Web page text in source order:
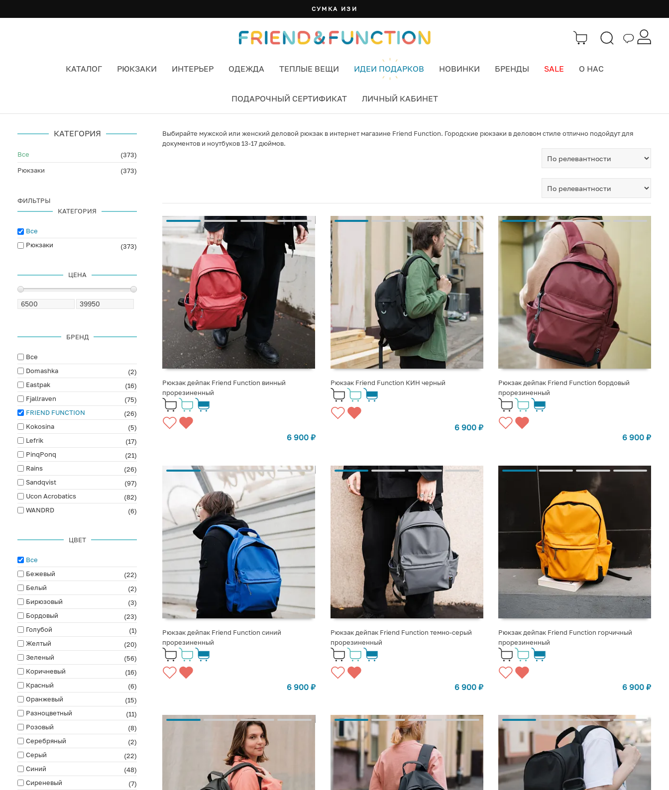
СУМКА ИЗИ
КАТАЛОГ РЮКЗАКИ ИНТЕРЬЕР ОДЕЖДА ТЕПЛЫЕ ВЕЩИ ИДЕИ ПОДАРКОВ НОВИНКИ БРЕНДЫ SALE О НАС
ПОДАРОЧНЫЙ СЕРТИФИКАТ ЛИЧНЫЙ КАБИНЕТ
Выбирайте мужской или женский деловой рюкзак в интернет магазине Friend Function. Городские рюкзаки в деловом стиле отлично подойдут для
документов и ноутбуков 13-17 дюймов.
Рюкзак дейпак Friend Function винный
прорезиненный
6 900 ₽
Рюкзак Friend Function КИН черный
6 900 ₽
Рюкзак дейпак Friend Function бордовый
прорезиненный
6 900 ₽
Рюкзак дейпак Friend Function синий
прорезиненный
6 900 ₽
Рюкзак дейпак Friend Function темно-серый
прорезиненный
6 900 ₽
Рюкзак дейпак Friend Function горчичный
прорезиненный
6 900 ₽
КАТЕГОРИЯ
Все
(373)
Рюкзаки
(373)
ФИЛЬТРЫ
КАТЕГОРИЯ
Все
Рюкзаки
(373)
ЦЕНА
БРЕНД
Все
Domashka
(2)
Eastpak
(16)
Fjallraven
(75)
FRIEND FUNCTION
(26)
Kokosina
(5)
Lefrik
(17)
PinqPonq
(21)
Rains
(26)
Sandqvist
(97)
Ucon Acrobatics
(82)
WANDRD
(6)
ЦВЕТ
Все
Бежевый
(22)
Белый
(2)
Бирюзовый
(3)
Бордовый
(23)
Голубой
(1)
Желтый
(20)
Зеленый
(56)
Коричневый
(16)
Красный
(6)
Оранжевый
(15)
Разноцветный
(11)
Розовый
(8)
Серебряный
(2)
Серый
(22)
Синий
(48)
Сиреневый
(7)